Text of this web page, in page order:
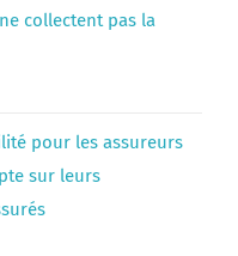
collectent pas la
pour les assureurs
sur leurs